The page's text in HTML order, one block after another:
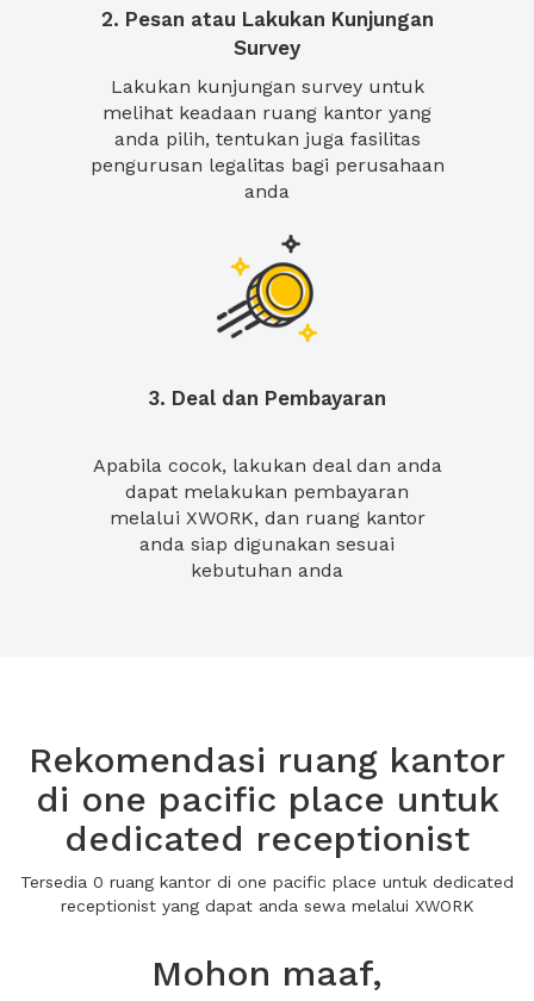
2. Pesan atau Lakukan Kunjungan
Survey
Lakukan kunjungan survey untuk
melihat keadaan ruang kantor yang
anda pilih, tentukan juga fasilitas
pengurusan legalitas bagi perusahaan
anda
3. Deal dan Pembayaran
Apabila cocok, lakukan deal dan anda
dapat melakukan pembayaran
melalui XWORK, dan ruang kantor
anda siap digunakan sesuai
kebutuhan anda
Rekomendasi ruang kantor
di one pacific place untuk
dedicated receptionist
Tersedia 0 ruang kantor di one pacific place untuk dedicated
receptionist yang dapat anda sewa melalui XWORK
Mohon maaf,